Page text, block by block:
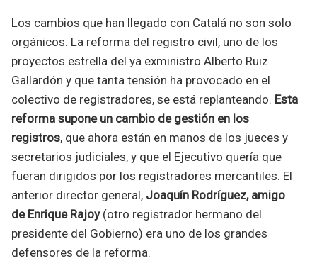
Los cambios que han llegado con Catalá no son solo
orgánicos. La reforma del registro civil, uno de los
proyectos estrella del ya exministro Alberto Ruiz
Gallardón y que tanta tensión ha provocado en el
colectivo de registradores, se está replanteando. Esta
reforma supone un cambio de gestión en los
registros, que ahora están en manos de los jueces y
secretarios judiciales, y que el Ejecutivo quería que
fueran dirigidos por los registradores mercantiles. El
anterior director general, Joaquín Rodríguez, amigo
de Enrique Rajoy(otro registrador hermano del
presidente del Gobierno) era uno de los grandes
defensores de la reforma.